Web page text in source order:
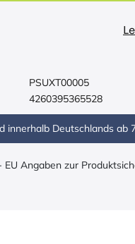
PSUXT00005
4260395365528
innerhalb Deutschlands ab
Angaben zur